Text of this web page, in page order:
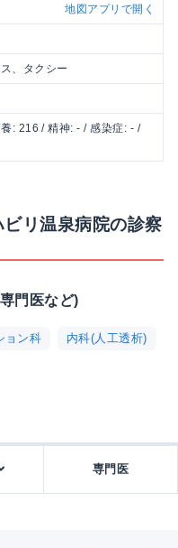
地図アプリで開く
、タクシー
: 216 / 精神: - / 感染症: - /
リ温泉病院の診察
門医など)
ョン科 内科(人工透析)
専門医